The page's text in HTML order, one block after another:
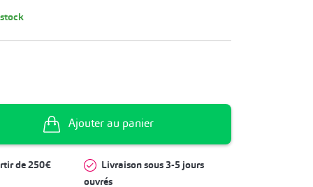
Ajouter au panier
de 250€
Livraison sous 3-5 jours
ouvrés